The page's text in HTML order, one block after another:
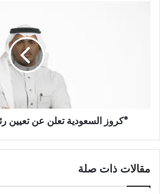
*كروز السعودية تعلن عن تعيين
مقالات ذات صلة